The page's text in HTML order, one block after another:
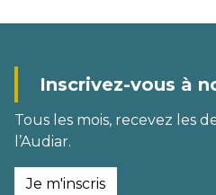
Inscrivez-vous à
Tous les mois, recevez les
l’Audiar.
Je m'inscris